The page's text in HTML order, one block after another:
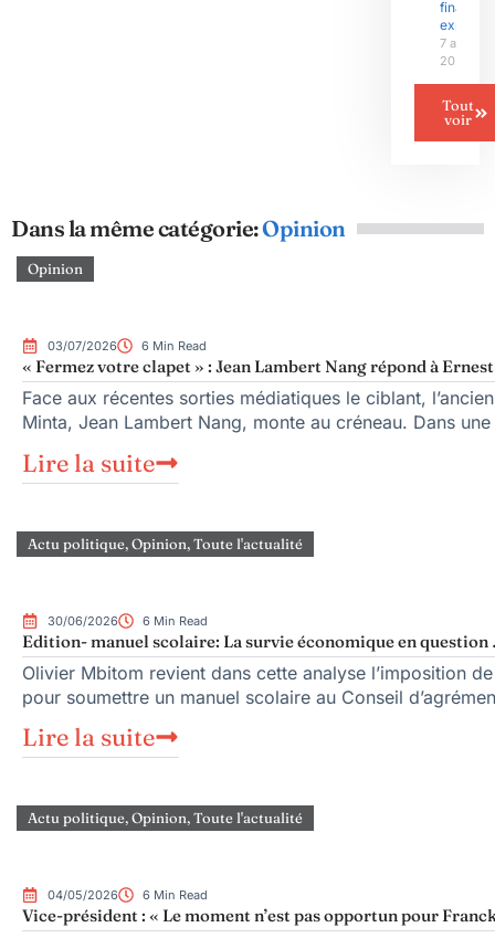
finale
explosif
7 août
2026
Tout
voir
Dans la même catégorie:Opinion
Opinion
03/07/2026 6 Min Read
« Fermez votre clapet » : Jean Lambert Nang répond à
Face aux récentes sorties médiatiques le ciblant,
Minta, Jean Lambert Nang, monte au créneau. Dans une
Lire la suite
Actu politique,Opinion,Toute l'actualité
30/06/2026 6 Min Read
Edition- manuel scolaire: La survie économique en question
Olivier Mbitom revient dans cette analyse l’imposition
pour soumettre un manuel scolaire au Conseil
Lire la suite
Actu politique,Opinion,Toute l'actualité
04/05/2026 6 Min Read
Vice-président : « Le moment n’est pas opportun pour